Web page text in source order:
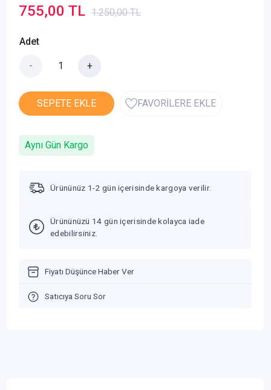
755,00 TL 1.250,00 TL
Adet
- +
SEPETE EKLE FAVORİLERE EKLE
Aynı Gün Kargo
Ürününüz 1-2 gün içerisinde kargoya verilir.
Ürününüzü 14 gün içerisinde kolayca iade
edebilirsiniz.
Fiyatı Düşünce Haber Ver
Satıcıya Soru Sor